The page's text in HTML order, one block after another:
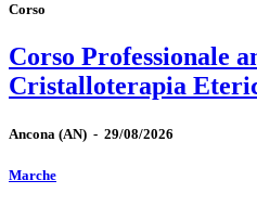
Corso
Corso Professionale
Cristalloterapia
Ancona (AN) - 29/08/2026
Marche